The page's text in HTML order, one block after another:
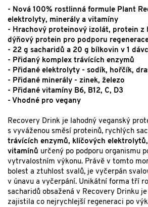
- Nová 100% rostlinná formule Plant
elektrolyty, minerály a vitamíny
- Hrachový proteinový izolát, protein z
dýňový protein pro podporu
- 22 g sacharidů a 20 g bílkovin v 1
- Přidaný komplex trávících enzymů
- Přidané elektrolyty - sodík, hořčík,
- Přidané minerály - zinek, železo
- Přidané vitamíny B6, B12, C, D3
- Vhodné pro vegany
Recovery Drink je lahodný veganský
s vyváženou směsí proteinů, rychlých
trávících enzymů, klíčových
vitamínů určený po podporu organismu
vytrvalostním výkonu. Právě v tomto
bolest a ztuhlost svalů, je vyčerpán
v únavu a vyčerpání. Unikátní forma tří
sacharidů obsažená v Recovery Drinku
zajistila co nejrychlejší regeneraci po